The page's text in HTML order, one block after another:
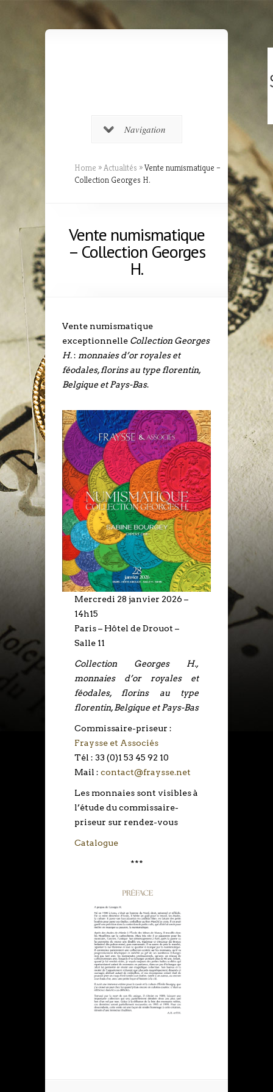
Navigation
Home »Actualités »Vente numismatique –
Collection Georges H.
Vente numismatique
– Collection Georges
H.
Vente numismatique
exceptionnelle Collection Georges
H.: monnaies d’or royales et
féodales, florins au type florentin,
Belgique et Pays-Bas.
Mercredi 28 janvier 2026 –
14h15
Paris – Hôtel de Drouot –
Salle 11
Collection Georges H.,
monnaies d’or royales et
féodales, florins au type
florentin, Belgique et Pays-Bas
Commissaire-priseur :
Fraysse et Associés
Tél : 33 (0)1 53 45 92 10
Mail : contact@fraysse.net
Les monnaies sont visibles à
l’étude du commissaire-
priseur sur rendez-vous
Catalogue
***